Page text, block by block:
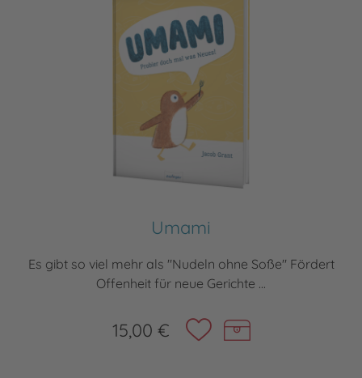
Umami
Es gibt so viel mehr als "Nudeln ohne Soße" Fördert
Offenheit für neue Gerichte ...
15,00 €